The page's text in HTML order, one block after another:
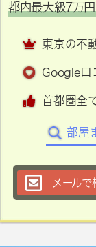
都内最大級7万
東京の不
Google口
首都圏全
部屋
メールで